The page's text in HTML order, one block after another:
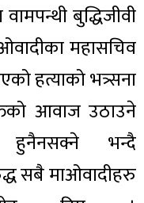
बुद्धिजीवी
महासचिव
हत्याको भत्र्सना
आवाज उठाउने
हुनैनसक्ने भन्दै
सबै माओवादीहरु